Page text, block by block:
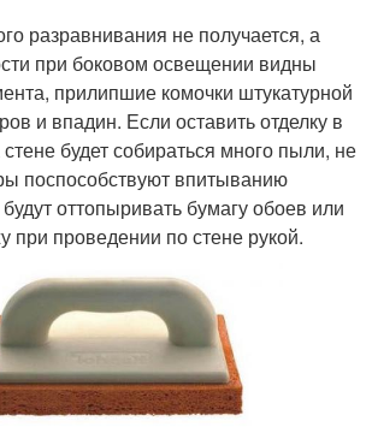
разравнивания не получается, а
при боковом освещении видны
прилипшие комочки штукатурной
и впадин. Если оставить отделку в
будет собираться много пыли, не
поспособствуют впитыванию
оттопыривать бумагу обоев или
при проведении по стене рукой.